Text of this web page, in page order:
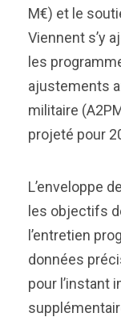
M€) et le
Viennent s’y
les
ajustements
militaire
projeté pour
L’enveloppe
les objectifs
l’entretien
données
pour l’instant